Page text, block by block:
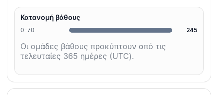
Κατανομή βάθους
0-70 245
Οι ομάδες βάθους προκύπτουν από τις
τελευταίες 365 ημέρες (UTC).